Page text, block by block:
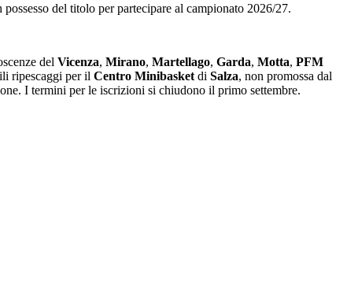
del titolo per partecipare al campionato 2026/27.
del Vicenza, Mirano, Martellago, Garda, Motta, PFM
ripescaggi per il Centro Minibasket di Salza, non promossa dal
I termini per le iscrizioni si chiudono il primo settembre.